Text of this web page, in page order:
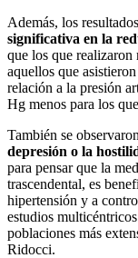
Además, los
significativa en la
que los que
aquellos que
relación a la presión
Hg menos para los
También se observaron
depresión o la
para pensar que la
trascendental, es
hipertensión y a
estudios
poblaciones más
Ridocci.